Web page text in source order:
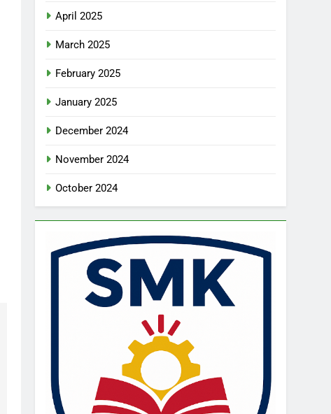
April 2025
March 2025
February 2025
January 2025
December 2024
November 2024
October 2024